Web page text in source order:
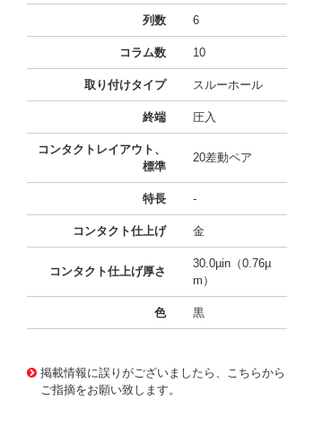
列数 6
コラム数 10
取り付けタイプ スルーホール
終端 圧入
コンタクトレイアウト、
標準
20差動ペア
特長 -
コンタクト仕上げ 金
コンタクト仕上げ厚さ
30.0µin（0.76µ
m）
色 黒
掲載情報に誤りがございましたら、こちらから
ご指摘をお願い致します。